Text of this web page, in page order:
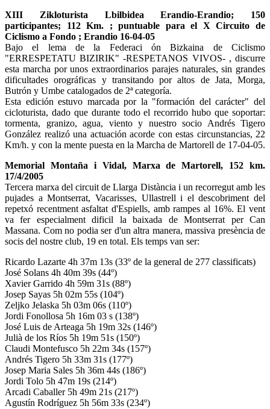
XIII Zikloturista Lbilbidea Erandio-Erandio; 150
participantes; 112 Km. ; puntuable para el X Circuito de
Ciclismo a Fondo ; Erandio 16-04-05
Bajo el lema de la Federaci ón Bizkaina de Ciclismo
"ERRESPETATU BIZIRIK" -RESPETANOS VIVOS- , discurre
esta marcha por unos extraordinarios parajes naturales, sin grandes
dificultades orográficas y transitando por altos de Jata, Morga,
Butrón y Umbe catalogados de 2ª categoría.
Esta edición estuvo marcada por la "formación del carácter" del
cicloturista, dado que durante todo el recorrido hubo que soportar:
tormenta, granizo, agua, viento y nuestro socio Andrés Tigero
González realizó una actuación acorde con estas circunstancias, 22
Km/h. y con la mente puesta en la Marcha de Martorell de 17-04-05.
Memorial Montaña i Vidal, Marxa de Martorell, 152 km.
17/4/2005
Tercera marxa del circuit de Llarga Distància i un recorregut amb les
pujades a Montserrat, Vacarisses, Ullastrell i el descobriment del
repetxó recentment asfaltat d'Espiells, amb rampes al 16%. El vent
va fer especialment dificil la baixada de Montserrat per Can
Massana. Com no podia ser d'un altra manera, massiva presència de
socis del nostre club, 19 en total. Els temps van ser:
Ricardo Lazarte 4h 37m 13s (33º de la general de 277 classificats)
José Solans 4h 40m 39s (44º)
Xavier Garrido 4h 59m 31s (88º)
Josep Sayas 5h 02m 55s (104º)
Zeljko Jelaska 5h 03m 06s (110º)
Jordi Fonollosa 5h 16m 03 s (138º)
José Luis de Arteaga 5h 19m 32s (146º)
Julià de los Ríos 5h 19m 51s (150º)
Claudi Montefusco 5h 22m 34s (157º)
Andrés Tigero 5h 33m 31s (177º)
Josep Maria Sales 5h 36m 44s (186º)
Jordi Tolo 5h 47m 19s (214º)
Arcadi Caballer 5h 49m 21s (217º)
Agustín Rodríguez 5h 56m 33s (234º)